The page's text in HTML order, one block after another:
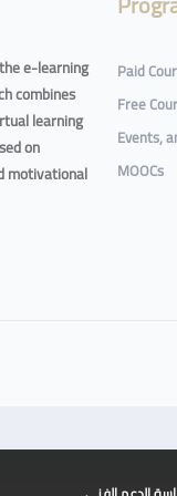
e-learning
combines
learning
on
motivational
Paid
Free
Events,
MOOCs